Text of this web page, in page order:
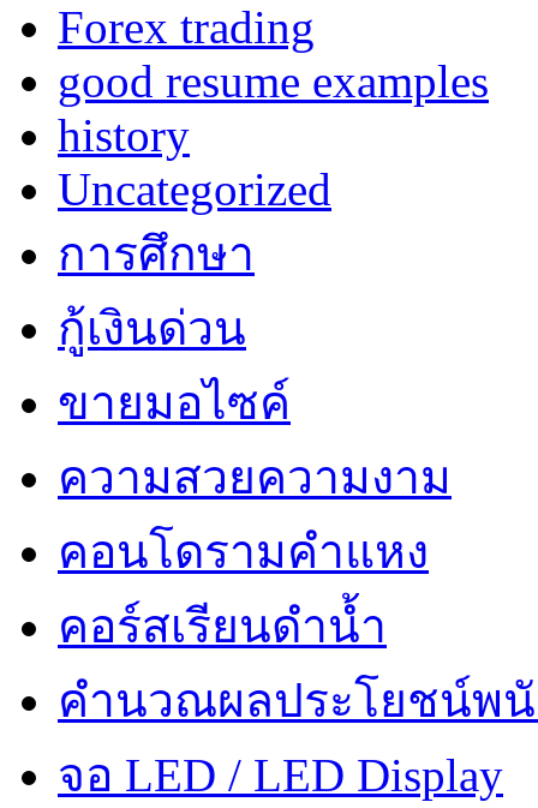
Forex trading
good resume examples
history
Uncategorized
การศึกษา
กู้เงินด่วน
ขายมอไซค์
ความสวยความงาม
คอนโดรามคำแหง
คอร์สเรียนดำน้ำ
คำนวณผลประโยชน์พ
จอ LED / LED Display